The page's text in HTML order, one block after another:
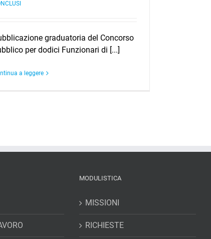
graduatoria del Concorso
per dodici Funzionari di [...]
a leggere
MODULISTICA
MISSIONI
RICHIESTE